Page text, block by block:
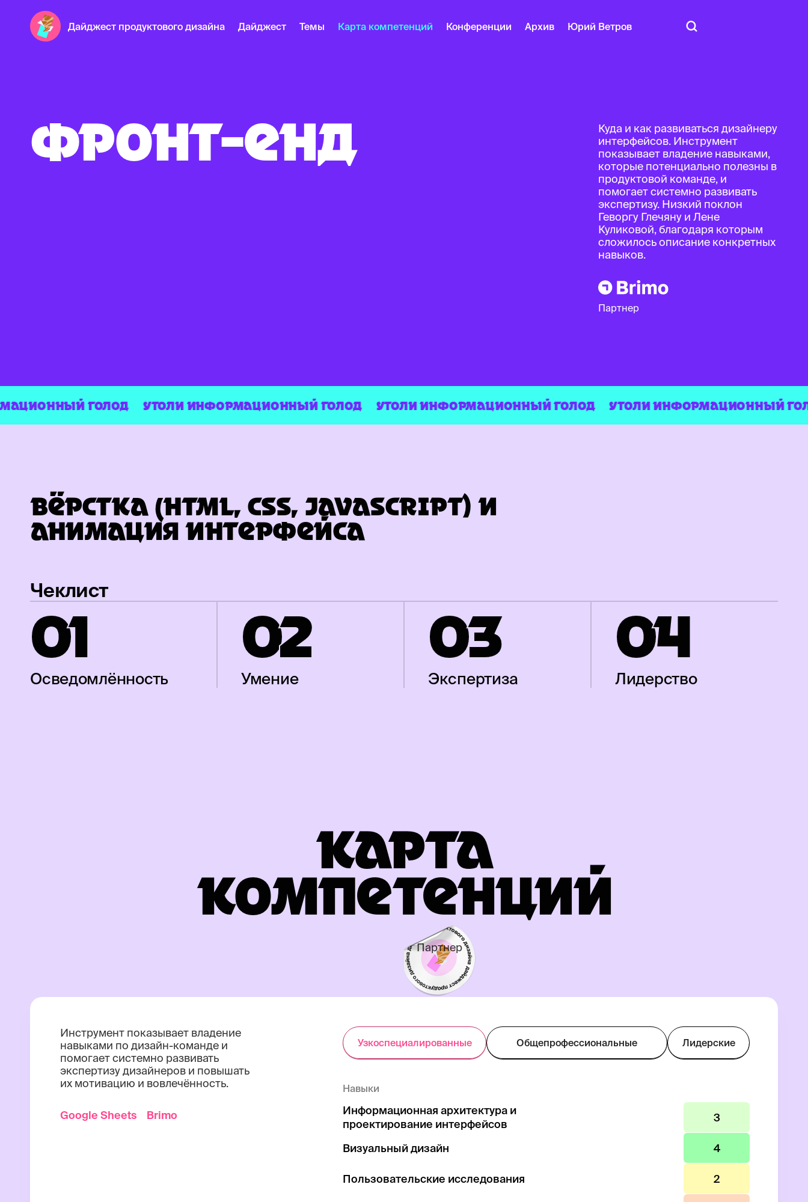
Дайджест продуктового дизайна Дайджест Темы Карта компетенций Конференции Архив Юрий Ветров
ФРОНТ-ЕНД
Куда и как развиваться дизайнеру
интерфейсов. Инструмент
показывает владение навыками,
которые потенциально полезны в
продуктовой команде, и
помогает системно развивать
экспертизу. Низкий поклон
Геворгу Глечяну и Лене
Куликовой, благодаря которым
сложилось описание конкретных
навыков.
Партнер
ГОЛОД УТОЛИ ИНФОРМАЦИОННЫЙ ГОЛОД УТОЛИ ИНФОРМАЦИОННЫЙ ГОЛОД УТОЛИ ИНФОРМАЦИОННЫЙ ГОЛОД
ВЁРСТКА (HTML, CSS, JAVASCRIPT) И
АНИМАЦИЯ ИНТЕРФЕЙСА
Чеклист
01
Осведомлённость
02
Умение
03
Экспертиза
04
Лидерство
КАРТА
КОМПЕТЕН­ЦИЙ
Партнер
Инструмент показывает владение
навыками по дизайн-команде и
помогает системно развивать
экспертизу дизайнеров и повышать
их мотивацию и вовлечённость.
Google Sheets Brimo
Узкоспециалированные Общепрофессиональные Лидерские
Навыки
Информационная архитектура и
проектирование интерфейсов
3
Визуальный дизайн 4
Пользовательские исследования 2